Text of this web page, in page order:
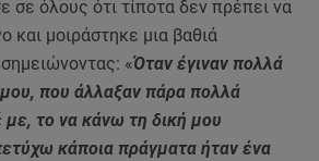
σε όλους ότι τίποτα δεν πρέπει να
και μοιράστηκε μια βαθιά
«Όταν έγιναν πολλά
που άλλαξαν πάρα πολλά
το να κάνω τη δική μου
κάποια πράγματα ήταν ένα